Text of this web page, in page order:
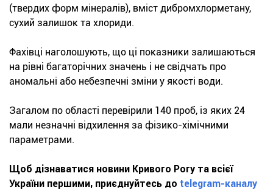
(твердих форм мінералів), вміст дибромхлорметану,
сухий залишок та хлориди.
Фахівці наголошують, що ці показники залишаються
на рівні багаторічних значень і не свідчать про
аномальні або небезпечні зміни у якості води.
Загалом по області перевірили 140 проб, із яких 24
мали незначні відхилення за фізико-хімічними
параметрами.
Щоб дізнаватися новини Кривого Рогу та всієї
України першими, приєднуйтесь до telegram-каналу